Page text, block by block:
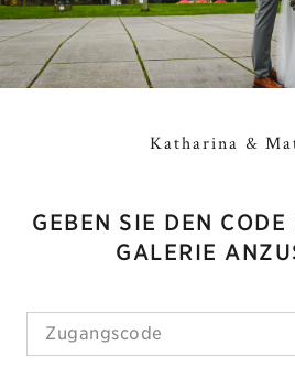
Katharina &
GEBEN SIE DEN
GALERIE